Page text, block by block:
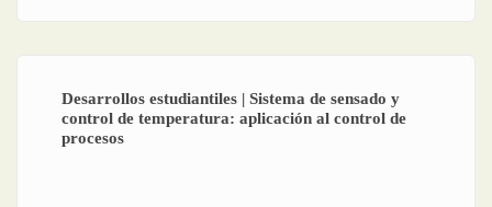
Desarrollos estudiantiles | Sistema de sensado y
control de temperatura: aplicación al control de
procesos